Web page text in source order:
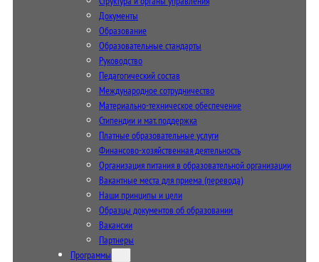
Документы
Образование
Образовательные стандарты
Руководство
Педагогический состав
Международное сотрудничество
Материально-техническое обеспечение
Стипендии и мат. поддержка
Платные образовательные услуги
Финансово-хозяйственная деятельность
Организация питания в образовательной организации
Вакантные места для приема (перевода)
Наши принципы и цели
Образцы документов об образовании
Вакансии
Партнеры
Программы